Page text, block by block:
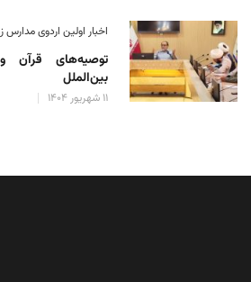
اخبار اولین اردوی مدارس
توصیه‌های قرآن
بین‌الملل
۱۱ شهریور ۱۴۰۴